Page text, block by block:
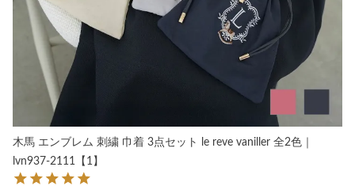
木馬 エンブレム 刺繍 巾着 3点セット le reve vaniller 全2色｜
lvn937-2111【1】